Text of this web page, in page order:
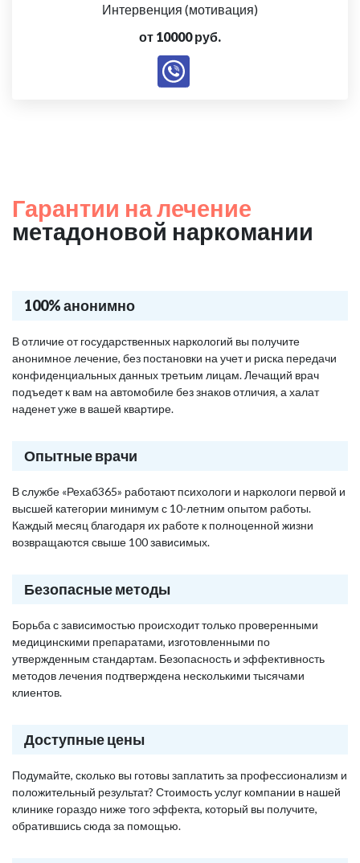
Интервенция (мотивация)
от 10000 руб.
Гарантии на лечение
метадоновой наркомании
100% анонимно
В отличие от государственных наркологий вы получите
анонимное лечение, без постановки на учет и риска передачи
конфиденциальных данных третьим лицам. Лечащий врач
подъедет к вам на автомобиле без знаков отличия, а халат
наденет уже в вашей квартире.
Опытные врачи
В службе «Рехаб365» работают психологи и наркологи первой и
высшей категории минимум с 10-летним опытом работы.
Каждый месяц благодаря их работе к полноценной жизни
возвращаются свыше 100 зависимых.
Безопасные методы
Борьба с зависимостью происходит только проверенными
медицинскими препаратами, изготовленными по
утвержденным стандартам. Безопасность и эффективность
методов лечения подтверждена несколькими тысячами
клиентов.
Доступные цены
Подумайте, сколько вы готовы заплатить за профессионализм и
положительный результат? Стоимость услуг компании в нашей
клинике гораздо ниже того эффекта, который вы получите,
обратившись сюда за помощью.